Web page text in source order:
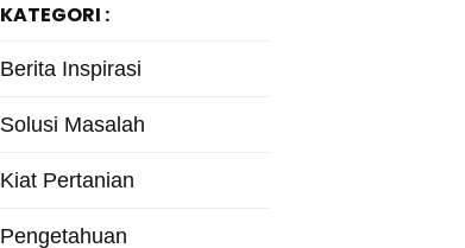
KATEGORI :
Berita Inspirasi
Solusi Masalah
Kiat Pertanian
Pengetahuan